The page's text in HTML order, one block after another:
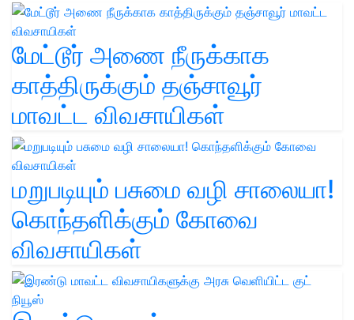
மேட்டூர் அணை நீருக்காக
காத்திருக்கும் தஞ்சாவூர்
மாவட்ட விவசாயிகள்
மறுபடியும் பசுமை வழி சாலையா!
கொந்தளிக்கும் கோவை
விவசாயிகள்